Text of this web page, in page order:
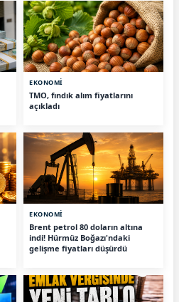
EKONOMİ
TMO, fındık alım fiyatlarını
açıkladı
EKONOMİ
Brent petrol 80 doların altına
indi! Hürmüz Boğazı'ndaki
gelişme fiyatları düşürdü